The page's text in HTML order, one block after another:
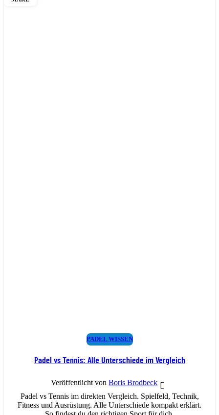
PADEL WISSEN
Padel vs Tennis: Alle Unterschiede im Vergleich
Veröffentlicht von Boris Brodbeck
Padel vs Tennis im direkten Vergleich. Spielfeld, Technik,
Fitness und Ausrüstung. Alle Unterschiede kompakt erklärt.